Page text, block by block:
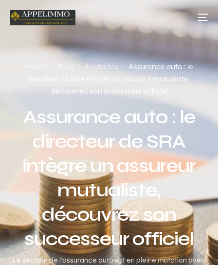
Acutalités
Assurance auto : le
directeur de SRA intègre un assureur mutualiste,
découvrez son successeur officiel
Assurance auto : le
directeur de SRA
intègre un assureur
mutualiste,
découvrez son
successeur officiel
Le secteur de l’assurance auto est en pleine mutation avec